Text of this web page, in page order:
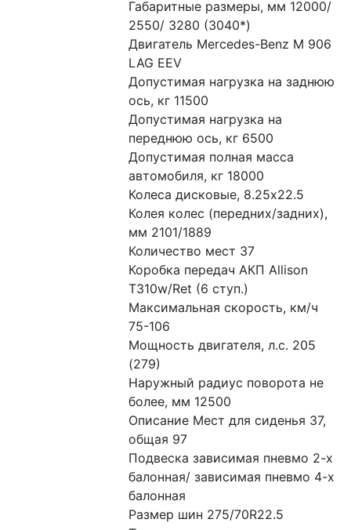
Габаритные размеры, мм 12000/
2550/ 3280 (3040*)
Двигатель Mercedes-Benz M 906
LAG EEV
Допустимая нагрузка на заднюю
ось, кг 11500
Допустимая нагрузка на
переднюю ось, кг 6500
Допустимая полная масса
автомобиля, кг 18000
Колеса дисковые, 8.25x22.5
Колея колес (передних/задних),
мм 2101/1889
Количество мест 37
Коробка передач АКП Allison
T310w/Ret (6 ступ.)
Максимальная скорость, км/ч
75-106
Мощность двигателя, л.с. 205
(279)
Наружный радиус поворота не
более, мм 12500
Описание Мест для сиденья 37,
общая 97
Подвеска зависимая пневмо 2-х
балонная/ зависимая пневмо 4-х
балонная
Размер шин 275/70R22.5